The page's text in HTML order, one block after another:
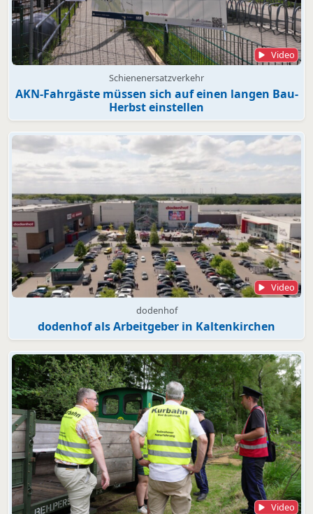
Video
Schienenersatzverkehr
AKN-Fahrgäste müssen sich auf einen langen Bau-
Herbst einstellen
Video
dodenhof
dodenhof als Arbeitgeber in Kaltenkirchen
Video